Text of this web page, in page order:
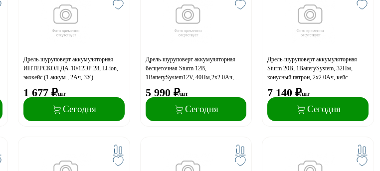
Дрель-шуруповерт аккумуляторная
ИНТЕРСКОЛ ДА-10/12ЭР 28, Li-ion,
экокейс (1 аккум., 2Ач, ЗУ)
1 677 ₽/шт
Сегодня
Дрель-шуруповерт аккумуляторная
бесщеточная Sturm 12В,
1BatterySystem12V, 40Нм,2х2.0Ач,
5 990 ₽/шт
Сегодня
Дрель-шуруповерт аккумуляторная
Sturm 20В, 1BatterySystem, 32Нм,
конусный патрон, 2х2.0Ач, кейс
7 140 ₽/шт
Сегодня